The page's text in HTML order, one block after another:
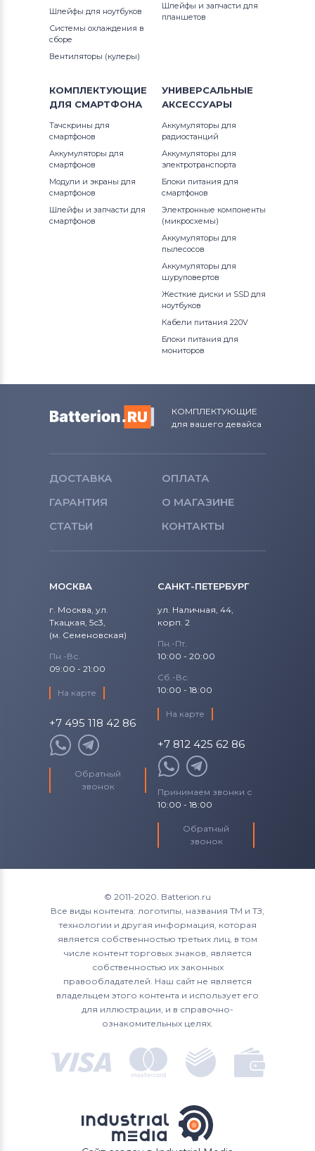
Шлейфы для ноутбуков
Системы охлаждения в
сборе
Вентиляторы (кулеры)
Шлейфы и запчасти для
планшетов
КОМПЛЕКТУЮЩИЕ
ДЛЯ СМАРТФОНА
Тачскрины для
смартфонов
Аккумуляторы для
смартфонов
Модули и экраны для
смартфонов
Шлейфы и запчасти для
смартфонов
УНИВЕРСАЛЬНЫЕ
АКСЕССУАРЫ
Аккумуляторы для
радиостанций
Аккумуляторы для
электротранспорта
Блоки питания для
смартфонов
Электронные компоненты
(микросхемы)
Аккумуляторы для
пылесосов
Аккумуляторы для
шуруповертов
Жесткие диски и SSD для
ноутбуков
Кабели питания 220V
Блоки питания для
мониторов
КОМПЛЕКТУЮЩИЕ
для вашего девайса
ДОСТАВКА
ОПЛАТА
ГАРАНТИЯ
О МАГАЗИНЕ
СТАТЬИ
КОНТАКТЫ
МОСКВА
г. Москва, ул.
Ткацкая, 5с3,
(м. Семеновская)
Пн.-Вс.
09:00 - 21:00
На карте
+7 495 118 42 86
Обратный
звонок
САНКТ-ПЕТЕРБУРГ
ул. Наличная, 44,
корп. 2
Пн.-Пт.
10:00 - 20:00
Сб.-Вс.
10:00 - 18:00
На карте
+7 812 425 62 86
Принимаем звонки с
10:00 - 18:00
Обратный
звонок
© 2011-2020. Batterion.ru
Все виды контента: логотипы, названия ТМ и ТЗ,
технологии и другая информация, которая
является собственностью третьих лиц, в том
числе контент торговых знаков, является
собственностью их законных
правообладателей. Наш сайт не является
владельцем этого контента и использует его
для иллюстрации, и в справочно-
ознакомительных целях.